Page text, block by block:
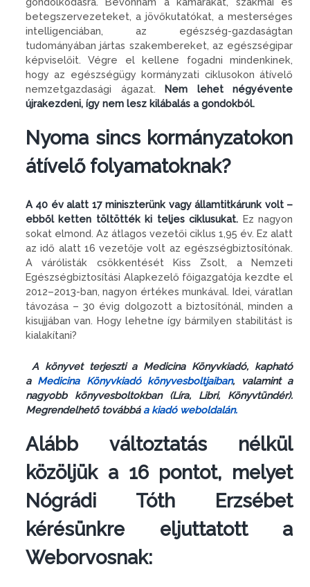
betegszervezeteket, a jövőkutatókat, a mesterséges
intelligenciában, az egészség-gazdaságtan
tudományában jártas szakembereket, az egészségipar
képviselőit. Végre el kellene fogadni mindenkinek,
hogy az egészségügy kormányzati ciklusokon átívelő
nemzetgazdasági ágazat. Nem lehet négyévente
újrakezdeni, így nem lesz kilábalás a gondokból.
Nyoma sincs kormányzatokon
átívelő folyamatoknak?
A 40 év alatt 17 miniszterünk vagy államtitkárunk volt –
ebből ketten töltötték ki teljes ciklusukat. Ez nagyon
sokat elmond. Az átlagos vezetői ciklus 1,95 év. Ez alatt
az idő alatt 16 vezetője volt az egészségbiztosítónak.
A várólisták csökkentését Kiss Zsolt, a Nemzeti
Egészségbiztosítási Alapkezelő főigazgatója kezdte el
2012–2013-ban, nagyon értékes munkával. Idei, váratlan
távozása – 30 évig dolgozott a biztosítónál, minden a
kisujjában van. Hogy lehetne így bármilyen stabilitást is
kialakítani?
A könyvet terjeszti a Medicina Könyvkiadó, kapható
a Medicina Könyvkiadó könyvesboltjaiban, valamint a
nagyobb könyvesboltokban (Líra, Libri, Könyvtündér).
Megrendelhető továbbá a kiadó weboldalán.
Alább változtatás nélkül
közöljük a 16 pontot, melyet
Nógrádi Tóth Erzsébet
kérésünkre eljuttatott a
Weborvosnak: